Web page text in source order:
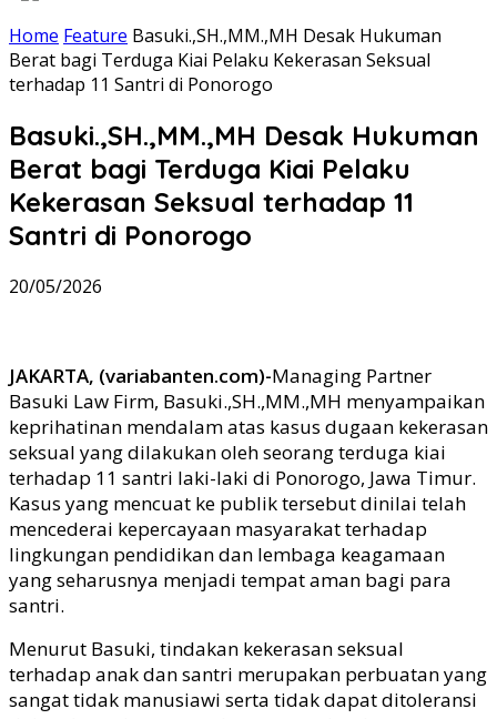
Home Feature Basuki.,SH.,MM.,MH Desak Hukuman
Berat bagi Terduga Kiai Pelaku Kekerasan Seksual
terhadap 11 Santri di Ponorogo
Basuki.,SH.,MM.,MH Desak Hukuman
Berat bagi Terduga Kiai Pelaku
Kekerasan Seksual terhadap 11
Santri di Ponorogo
20/05/2026
JAKARTA, (variabanten.com)-Managing Partner
Basuki Law Firm, Basuki.,SH.,MM.,MH menyampaikan
keprihatinan mendalam atas kasus dugaan kekerasan
seksual yang dilakukan oleh seorang terduga kiai
terhadap 11 santri laki-laki di Ponorogo, Jawa Timur.
Kasus yang mencuat ke publik tersebut dinilai telah
mencederai kepercayaan masyarakat terhadap
lingkungan pendidikan dan lembaga keagamaan
yang seharusnya menjadi tempat aman bagi para
santri.
Menurut Basuki, tindakan kekerasan seksual
terhadap anak dan santri merupakan perbuatan yang
sangat tidak manusiawi serta tidak dapat ditoleransi